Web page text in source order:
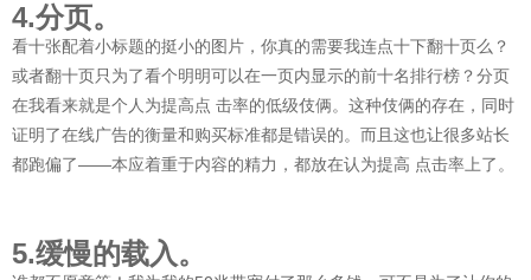
4.分页。
看十张配着小标题的挺小的图片，你真的需要我连点十下翻十页么？
或者翻十页只为了看个明明可以在一页内显示的前十名排行榜？分页
在我看来就是个人为提高点 击率的低级伎俩。这种伎俩的存在，同时
证明了在线广告的衡量和购买标准都是错误的。而且这也让很多站长
都跑偏了——本应着重于内容的精力，都放在认为提高 点击率上了。
5.缓慢的载入。